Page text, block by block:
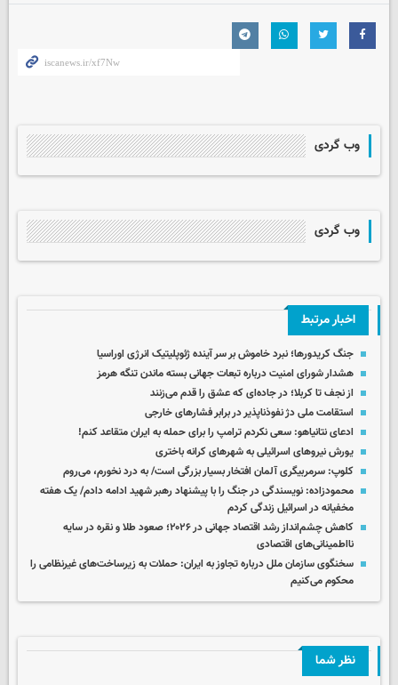
وب گردی
وب گردی
اخبار مرتبط
جنگ کریدورها؛ نبرد خاموش بر سر آینده ژئوپلیتیک انرژی اوراسیا
هشدار شورای امنیت درباره تبعات جهانی بسته ماندن تنگه هرمز
از نجف تا کربلا؛ در جاده‌ای که عشق را قدم می‌زنند
استقامت ملی دژ نفوذناپذیر در برابر فشارهای خارجی
ادعای نتانیاهو: سعی نکردم ترامپ را برای حمله به ایران متقاعد کنم!
یورش نیروهای اسرائیلی به شهرهای کرانه باختری
کلوپ: سرمربیگری آلمان افتخار بسیار بزرگی است/ به درد نخورم، می‌روم
محمودزاده: نویسندگی در جنگ را با پیشنهاد رهبر شهید ادامه دادم/ یک هفته
مخفیانه در اسرائیل زندگی کردم
کاهش چشم‌انداز رشد اقتصاد جهانی در ۲۰۲۶؛ صعود طلا و نقره در سایه
نااطمینانی‌های اقتصادی
سخنگوی سازمان ملل درباره تجاوز به ایران: حملات به زیرساخت‌های غیرنظامی را
محکوم می‌کنیم
نظر شما